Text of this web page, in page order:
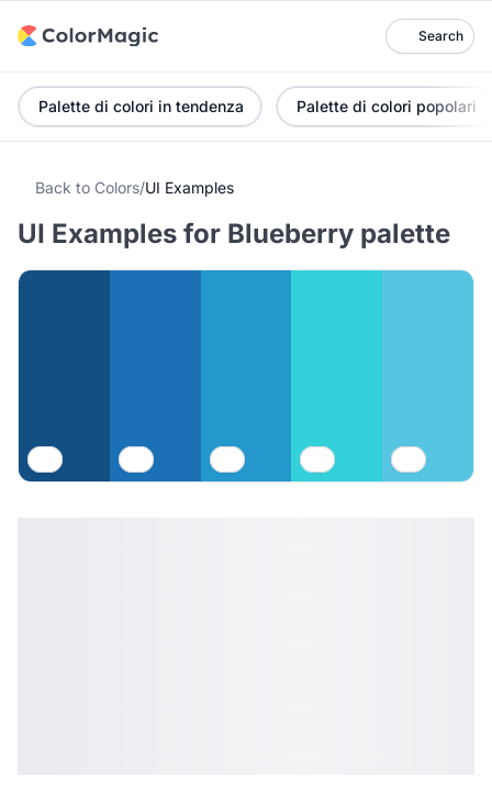
Search
Palette di colori in tendenza Palette di colori popolari
Back to Colors/UI Examples
UI Examples for Blueberry palette